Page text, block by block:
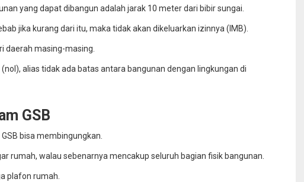
yang dapat dibangun adalah jarak 10 meter dari bibir sungai.
jika kurang dari itu, maka tidak akan dikeluarkan izinnya (IMB).
daerah masing-masing.
alias tidak ada batas antara bangunan dengan lingkungan di
GSB
bisa membingungkan.
rumah, walau sebenarnya mencakup seluruh bagian fisik bangunan.
plafon rumah.